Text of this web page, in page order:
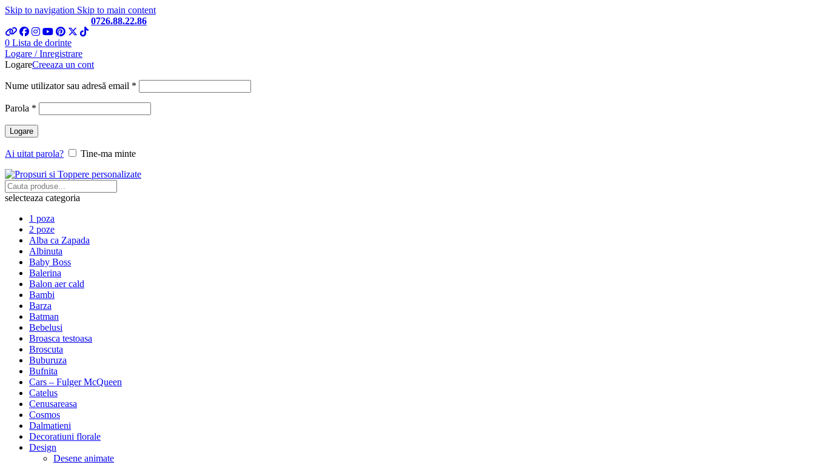
Skip to navigation Skip to main content
0726.88.22.86
0 Lista de dorinte
Logare / Inregistrare
LogareCreeaza un cont
Nume utilizator sau adresă email *
Parola *
Logare
Ai uitat parola? Tine-ma minte
selecteaza categoria
1 poza
2 poze
Alba ca Zapada
Albinuta
Baby Boss
Balerina
Balon aer cald
Bambi
Barza
Batman
Bebelusi
Broasca testoasa
Broscuta
Buburuza
Bufnita
Cars – Fulger McQueen
Catelus
Cenusareasa
Cosmos
Dalmatieni
Decoratiuni florale
Design
Desene animate